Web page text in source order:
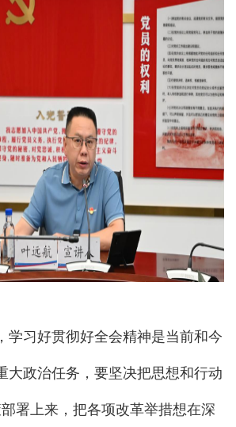
习好贯彻好全会精神是当前和今
大政治任务，要坚决把思想和行动
署上来，把各项改革举措想在深